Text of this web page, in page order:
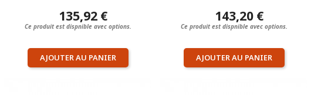
135,92 €
Ce produit est dispnible avec options.
AJOUTER AU PANIER
143,20 €
Ce produit est dispnible avec options.
AJOUTER AU PANIER